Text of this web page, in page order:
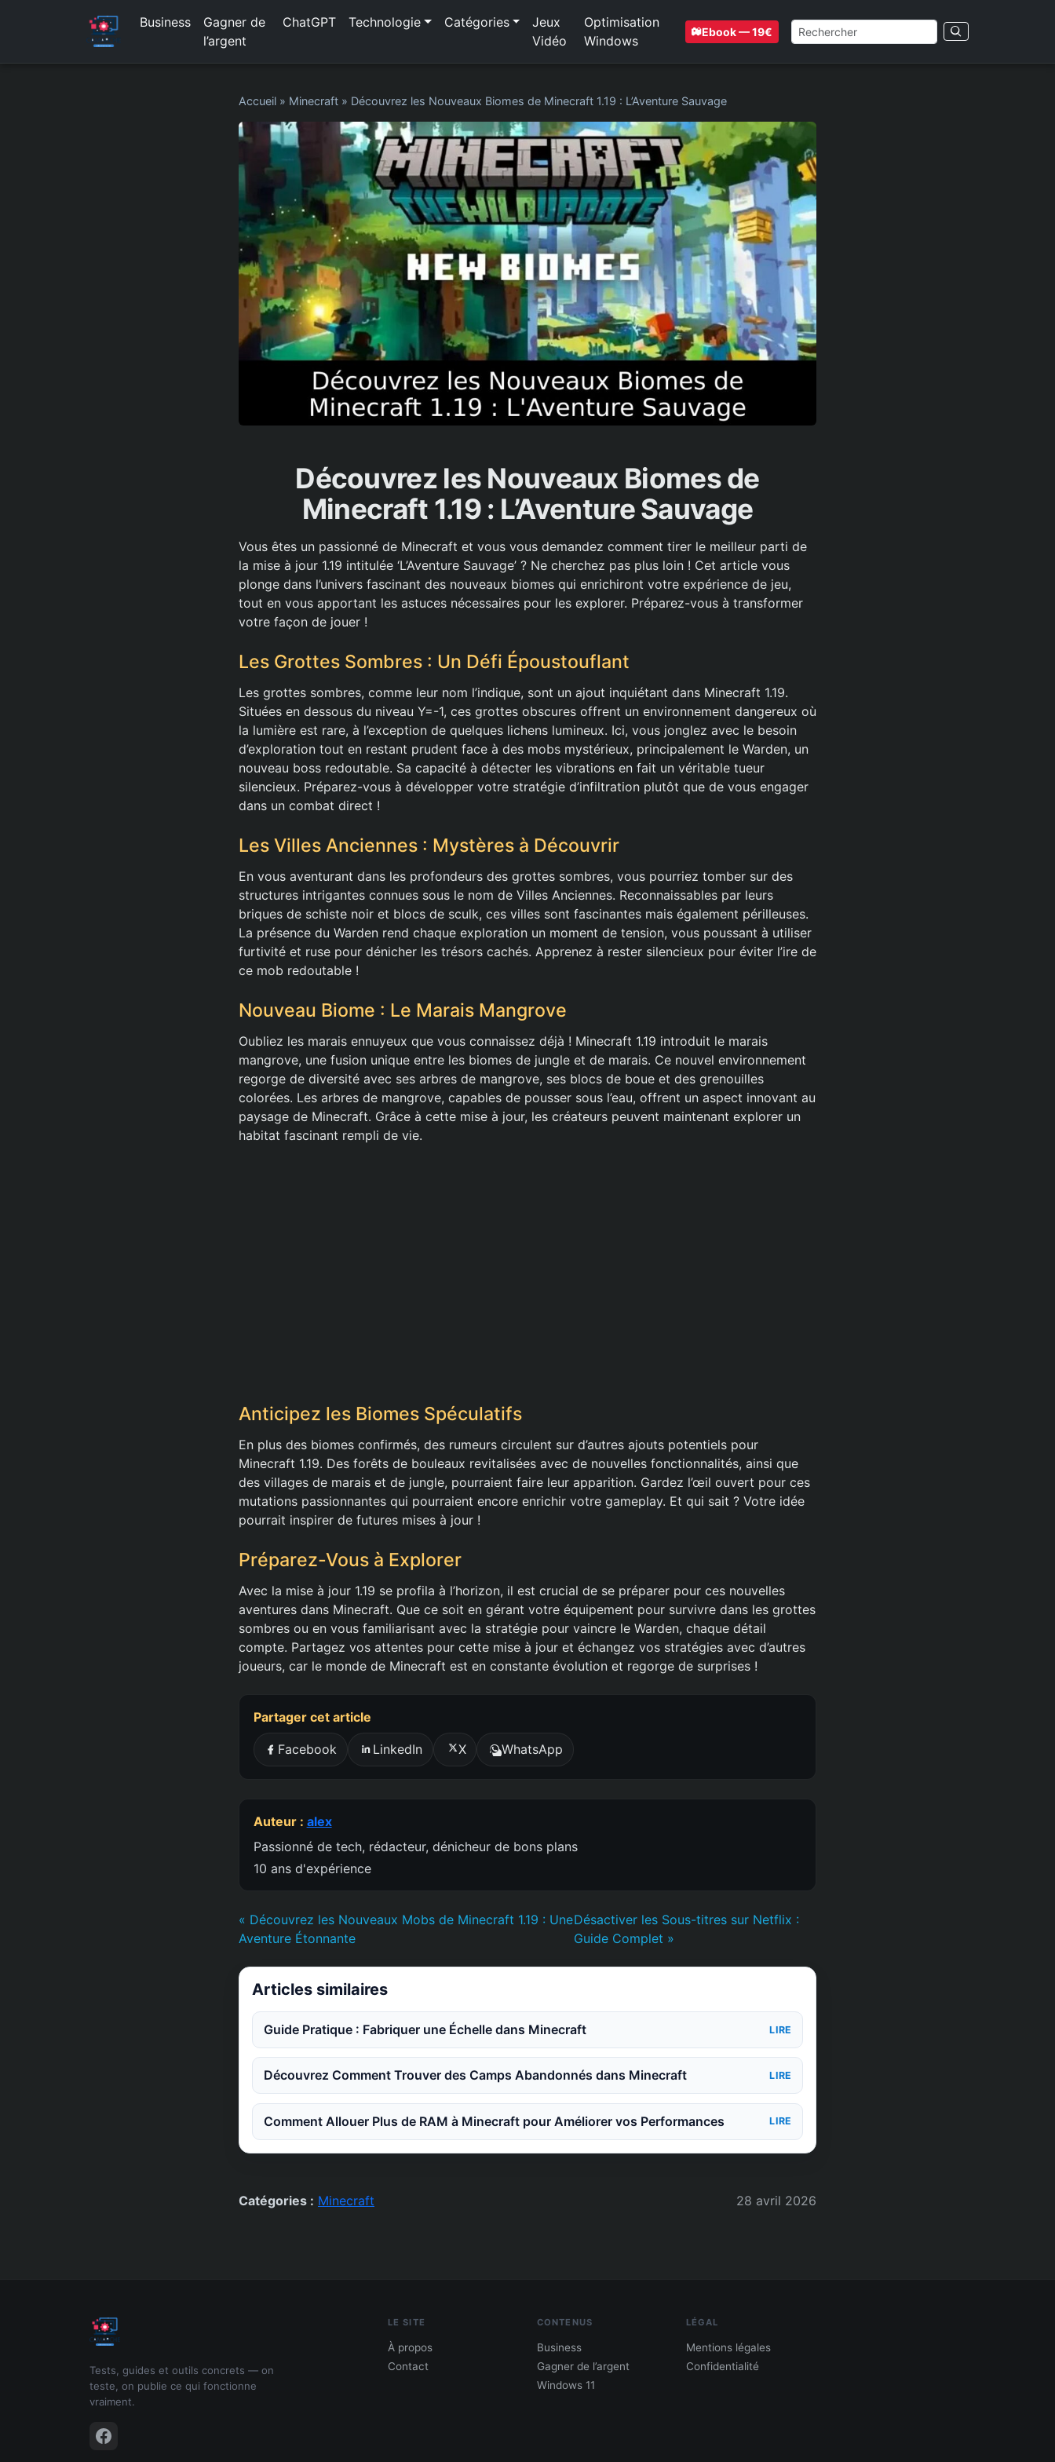
Business
Gagner de
l’argent
ChatGPT Technologie Catégories
Jeux
Vidéo
Optimisation
Windows
Ebook — 19€
Accueil » Minecraft » Découvrez les Nouveaux Biomes de Minecraft 1.19 : L’Aventure Sauvage
Découvrez les Nouveaux Biomes de
Minecraft 1.19 : L’Aventure Sauvage
Vous êtes un passionné de Minecraft et vous vous demandez comment tirer le meilleur parti de
la mise à jour 1.19 intitulée ‘L’Aventure Sauvage’ ? Ne cherchez pas plus loin ! Cet article vous
plonge dans l’univers fascinant des nouveaux biomes qui enrichiront votre expérience de jeu,
tout en vous apportant les astuces nécessaires pour les explorer. Préparez-vous à transformer
votre façon de jouer !
Les Grottes Sombres : Un Défi Époustouflant
Les grottes sombres, comme leur nom l’indique, sont un ajout inquiétant dans Minecraft 1.19.
Situées en dessous du niveau Y=-1, ces grottes obscures offrent un environnement dangereux où
la lumière est rare, à l’exception de quelques lichens lumineux. Ici, vous jonglez avec le besoin
d’exploration tout en restant prudent face à des mobs mystérieux, principalement le Warden, un
nouveau boss redoutable. Sa capacité à détecter les vibrations en fait un véritable tueur
silencieux. Préparez-vous à développer votre stratégie d’infiltration plutôt que de vous engager
dans un combat direct !
Les Villes Anciennes : Mystères à Découvrir
En vous aventurant dans les profondeurs des grottes sombres, vous pourriez tomber sur des
structures intrigantes connues sous le nom de Villes Anciennes. Reconnaissables par leurs
briques de schiste noir et blocs de sculk, ces villes sont fascinantes mais également périlleuses.
La présence du Warden rend chaque exploration un moment de tension, vous poussant à utiliser
furtivité et ruse pour dénicher les trésors cachés. Apprenez à rester silencieux pour éviter l’ire de
ce mob redoutable !
Nouveau Biome : Le Marais Mangrove
Oubliez les marais ennuyeux que vous connaissez déjà ! Minecraft 1.19 introduit le marais
mangrove, une fusion unique entre les biomes de jungle et de marais. Ce nouvel environnement
regorge de diversité avec ses arbres de mangrove, ses blocs de boue et des grenouilles
colorées. Les arbres de mangrove, capables de pousser sous l’eau, offrent un aspect innovant au
paysage de Minecraft. Grâce à cette mise à jour, les créateurs peuvent maintenant explorer un
habitat fascinant rempli de vie.
Anticipez les Biomes Spéculatifs
En plus des biomes confirmés, des rumeurs circulent sur d’autres ajouts potentiels pour
Minecraft 1.19. Des forêts de bouleaux revitalisées avec de nouvelles fonctionnalités, ainsi que
des villages de marais et de jungle, pourraient faire leur apparition. Gardez l’œil ouvert pour ces
mutations passionnantes qui pourraient encore enrichir votre gameplay. Et qui sait ? Votre idée
pourrait inspirer de futures mises à jour !
Préparez-Vous à Explorer
Avec la mise à jour 1.19 se profila à l’horizon, il est crucial de se préparer pour ces nouvelles
aventures dans Minecraft. Que ce soit en gérant votre équipement pour survivre dans les grottes
sombres ou en vous familiarisant avec la stratégie pour vaincre le Warden, chaque détail
compte. Partagez vos attentes pour cette mise à jour et échangez vos stratégies avec d’autres
joueurs, car le monde de Minecraft est en constante évolution et regorge de surprises !
Partager cet article
Facebook LinkedIn X WhatsApp
Auteur : alex
Passionné de tech, rédacteur, dénicheur de bons plans
10 ans d'expérience
« Découvrez les Nouveaux Mobs de Minecraft 1.19 : Une
Aventure Étonnante
Désactiver les Sous-titres sur Netflix :
Guide Complet »
Articles similaires
Guide Pratique : Fabriquer une Échelle dans Minecraft LIRE
Découvrez Comment Trouver des Camps Abandonnés dans Minecraft LIRE
Comment Allouer Plus de RAM à Minecraft pour Améliorer vos Performances LIRE
Catégories : Minecraft 28 avril 2026
Tests, guides et outils concrets — on
teste, on publie ce qui fonctionne
vraiment.
LE SITE
À propos
Contact
CONTENUS
Business
Gagner de l’argent
Windows 11
LÉGAL
Mentions légales
Confidentialité